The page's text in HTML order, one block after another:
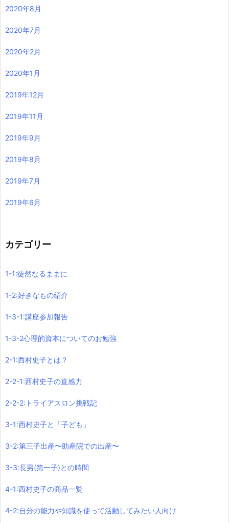
2020年8月
2020年7月
2020年2月
2020年1月
2019年12月
2019年11月
2019年9月
2019年8月
2019年7月
2019年6月
カテゴリー
1-1:徒然なるままに
1-2:好きなもの紹介
1-3-1:講座参加報告
1-3-2心理的資本についてのお勉強
2-1:西村史子とは？
2-2-1:西村史子の直感力
2-2-2:トライアスロン挑戦記
3-1:西村史子と「子ども」
3-2:第三子出産〜助産院での出産〜
3-3:長男(第一子)との時間
4-1:西村史子の商品一覧
4-2:自分の能力や知識を使って活動してみたい人向け